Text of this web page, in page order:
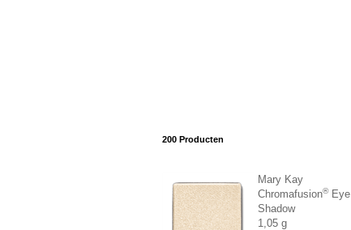
200Producten
Mary Kay
Chromafusion®Eye
Shadow
1,05 g